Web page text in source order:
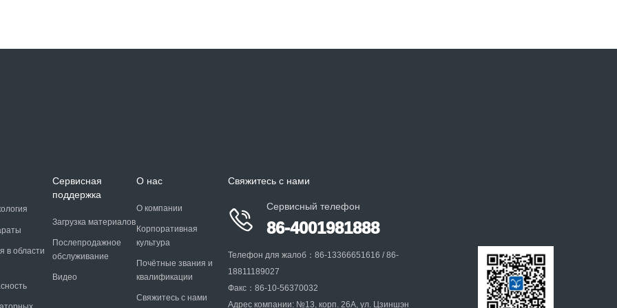
в области
Сервисная
поддержка
Загрузка материалов
Послепродажное
обслуживание
Видео
О нас
О компании
Корпоративная
культура
Почётные звания и
квалификации
Свяжитесь с нами
Свяжитесь с нами

Сервисный телефон
86-4001981888
Телефон для жалоб：86-13366651616 / 86-
18811189027
Факс：86-10-56370032
Адрес компании: №13, корп. 26A, ул. Цзиншэн